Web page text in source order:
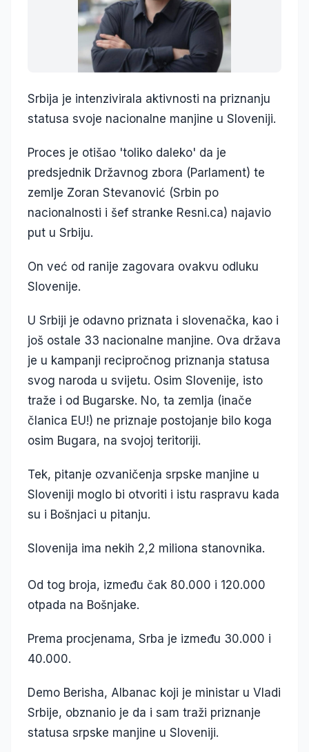
Srbija je intenzivirala aktivnosti na priznanju
statusa svoje nacionalne manjine u Sloveniji.
Proces je otišao 'toliko daleko' da je
predsjednik Državnog zbora (Parlament) te
zemlje Zoran Stevanović (Srbin po
nacionalnosti i šef stranke Resni.ca) najavio
put u Srbiju.
On već od ranije zagovara ovakvu odluku
Slovenije.
U Srbiji je odavno priznata i slovenačka, kao i
još ostale 33 nacionalne manjine. Ova država
je u kampanji recipročnog priznanja statusa
svog naroda u svijetu. Osim Slovenije, isto
traže i od Bugarske. No, ta zemlja (inače
članica EU!) ne priznaje postojanje bilo koga
osim Bugara, na svojoj teritoriji.
Tek, pitanje ozvaničenja srpske manjine u
Sloveniji moglo bi otvoriti i istu raspravu kada
su i Bošnjaci u pitanju.
Slovenija ima nekih 2,2 miliona stanovnika.
Od tog broja, između čak 80.000 i 120.000
otpada na Bošnjake.
Prema procjenama, Srba je između 30.000 i
40.000.
Demo Berisha, Albanac koji je ministar u Vladi
Srbije, obznanio je da i sam traži priznanje
statusa srpske manjine u Sloveniji.